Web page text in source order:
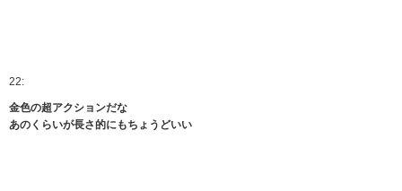
22:
金色の超アクションだな
あのくらいが長さ的にもちょうどいい